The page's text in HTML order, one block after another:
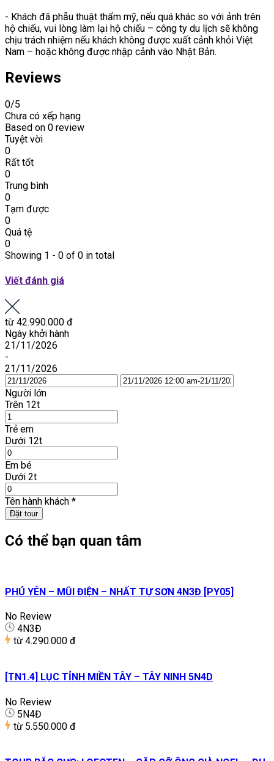
- Khách đã phẫu thuật thẩm mỹ, nếu quá khác so với ảnh trên
hộ chiếu, vui lòng làm lại hộ chiếu – công ty du lịch sẽ không
chịu trách nhiệm nếu khách không được xuất cảnh khỏi Việt
Nam – hoặc không được nhập cảnh vào Nhật Bản.
Reviews
0/5
Chưa có xếp hạng
Based on 0 review
Tuyệt vời
0
Rất tốt
0
Trung bình
0
Tạm được
0
Quá tệ
0
Showing 1 - 0 of 0 in total
Viết đánh giá
từ 42.990.000 đ
Ngày khởi hành
21/11/2026
-
21/11/2026
Người lớn
Trên 12t
Trẻ em
Dưới 12t
Em bé
Dưới 2t
Tên hành khách *
Đặt tour
Có thể bạn quan tâm
PHÚ YÊN – MŨI ĐIỆN – NHẤT TỰ SƠN 4N3Đ [PY05]
No Review
4N3Đ
từ 4.290.000 đ
[TN1.4] LỤC TỈNH MIỀN TÂY – TÂY NINH 5N4D
No Review
5N4Đ
từ 5.550.000 đ